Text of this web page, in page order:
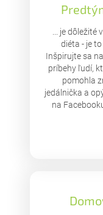
... je dôležité
diéta - je
Inšpirujte sa na
príbehy ľudí,
pomohla
jedálnička a
na